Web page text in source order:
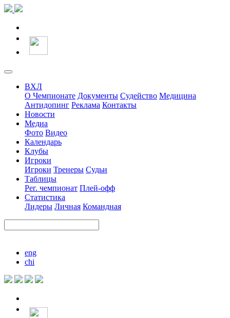
ВХЛ
О Чемпионате Документы Судейство Медицина
Антидопинг Реклама Контакты
Новости
Медиа
Фото Видео
Календарь
Клубы
Игроки
Игроки Тренеры Судьи
Таблицы
Рег. чемпионат Плей-офф
Статистика
Лидеры Личная Командная
eng
chi